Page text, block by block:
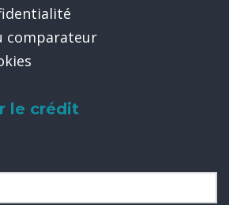
comparateur
le crédit